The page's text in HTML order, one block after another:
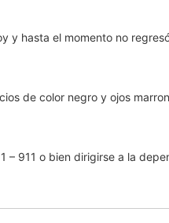
y hasta el momento no
de color negro y ojos
– 911 o bien dirigirse a la